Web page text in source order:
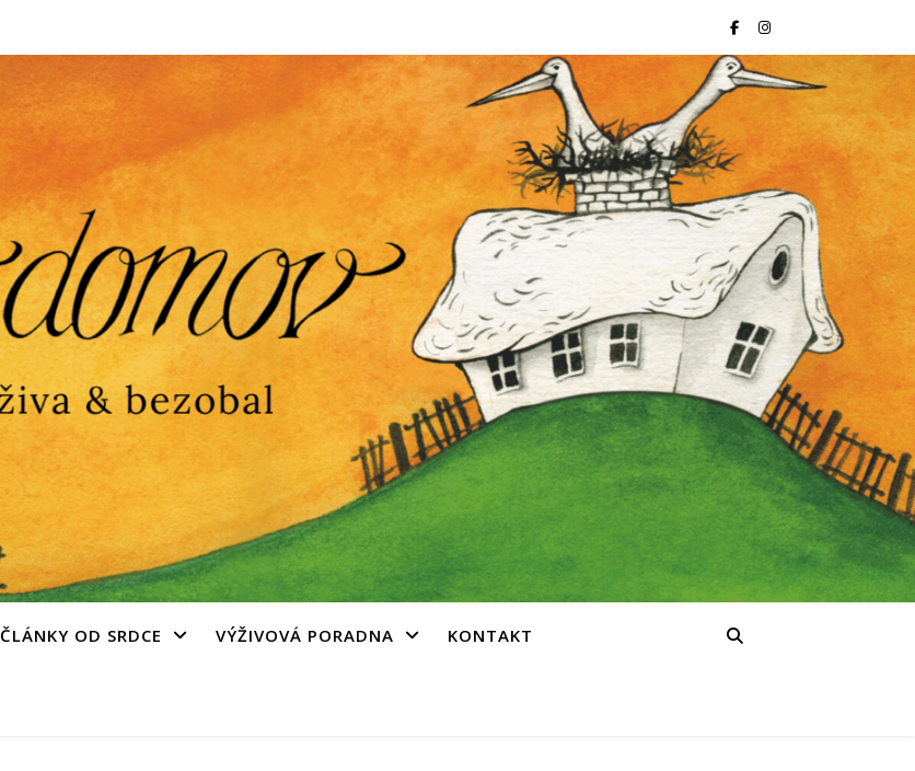
ČLÁNKY OD SRDCE VÝŽIVOVÁ PORADNA KONTAKT